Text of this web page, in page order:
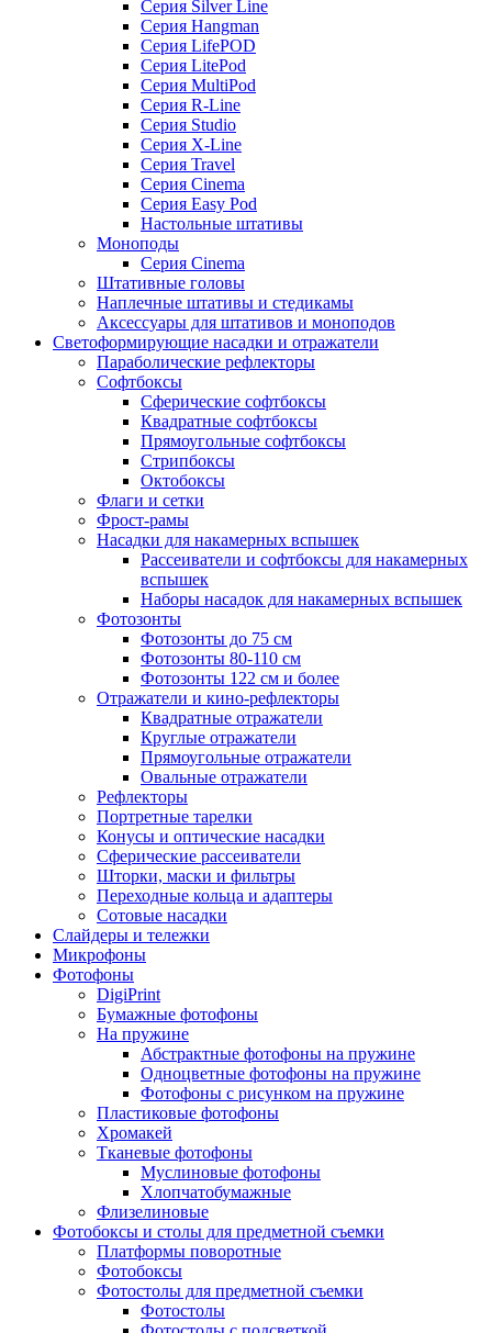
Серия Silver Line
Серия Hangman
Серия LifePOD
Серия LitePod
Серия MultiPod
Серия R-Line
Серия Studio
Серия X-Line
Серия Travel
Серия Cinema
Серия Easy Pod
Настольные штативы
Моноподы
Серия Cinema
Штативные головы
Наплечные штативы и стедикамы
Аксессуары для штативов и моноподов
Светоформирующие насадки и отражатели
Параболические рефлекторы
Софтбоксы
Сферические софтбоксы
Квадратные софтбоксы
Прямоугольные софтбоксы
Стрипбоксы
Октобоксы
Флаги и сетки
Фрост-рамы
Насадки для накамерных вспышек
Рассеиватели и софтбоксы для накамерных
вспышек
Наборы насадок для накамерных вспышек
Фотозонты
Фотозонты до 75 см
Фотозонты 80-110 см
Фотозонты 122 см и более
Отражатели и кино-рефлекторы
Квадратные отражатели
Круглые отражатели
Прямоугольные отражатели
Овальные отражатели
Рефлекторы
Портретные тарелки
Конусы и оптические насадки
Сферические рассеиватели
Шторки, маски и фильтры
Переходные кольца и адаптеры
Сотовые насадки
Слайдеры и тележки
Микрофоны
Фотофоны
DigiPrint
Бумажные фотофоны
На пружине
Абстрактные фотофоны на пружине
Одноцветные фотофоны на пружине
Фотофоны с рисунком на пружине
Пластиковые фотофоны
Хромакей
Тканевые фотофоны
Муслиновые фотофоны
Хлопчатобумажные
Флизелиновые
Фотобоксы и столы для предметной съемки
Платформы поворотные
Фотобоксы
Фотостолы для предметной съемки
Фотостолы